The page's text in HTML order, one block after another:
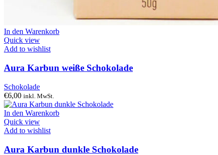
In den Warenkorb
Quick view
Add to wishlist
Aura Karbun weiße Schokolade
Schokolade
€6,00 inkl. MwSt.
In den Warenkorb
Quick view
Add to wishlist
Aura Karbun dunkle Schokolade